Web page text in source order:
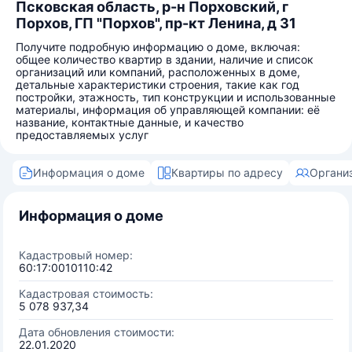
Псковская область, р-н Порховский, г
Порхов, ГП "Порхов", пр-кт Ленина, д 31
Получите подробную информацию о доме, включая:
общее количество квартир в здании, наличие и список
организаций или компаний, расположенных в доме,
детальные характеристики строения, такие как год
постройки, этажность, тип конструкции и использованные
материалы, информация об управляющей компании: её
название, контактные данные, и качество
предоставляемых услуг
Информация о доме Квартиры по адресу
Информация о доме
Кадастровый номер:
60:17:0010110:42
Кадастровая стоимость:
5 078 937,34
Дата обновления стоимости:
22.01.2020